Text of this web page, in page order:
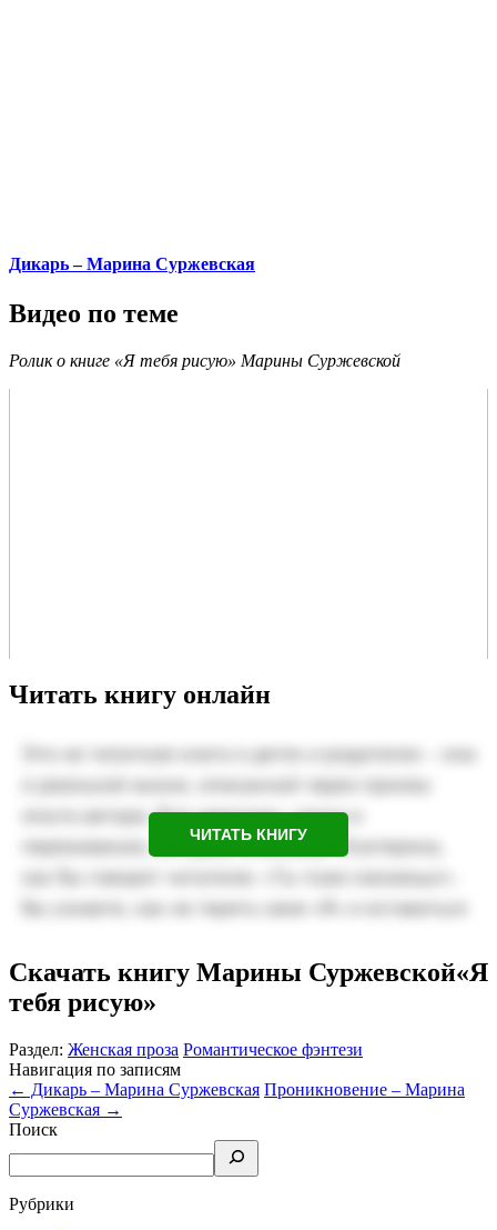
Дикарь – Марина Суржевская
Видео по теме
Ролик о книге «Я тебя рисую» Марины Суржевской
Читать книгу онлайн
ЧИТАТЬ КНИГУ
Скачать книгу Марины Суржевской«Я
тебя рисую»
Раздел: Женская проза Романтическое фэнтези
Навигация по записям
← Дикарь – Марина Суржевская Проникновение – Марина
Суржевская →
Поиск
Рубрики